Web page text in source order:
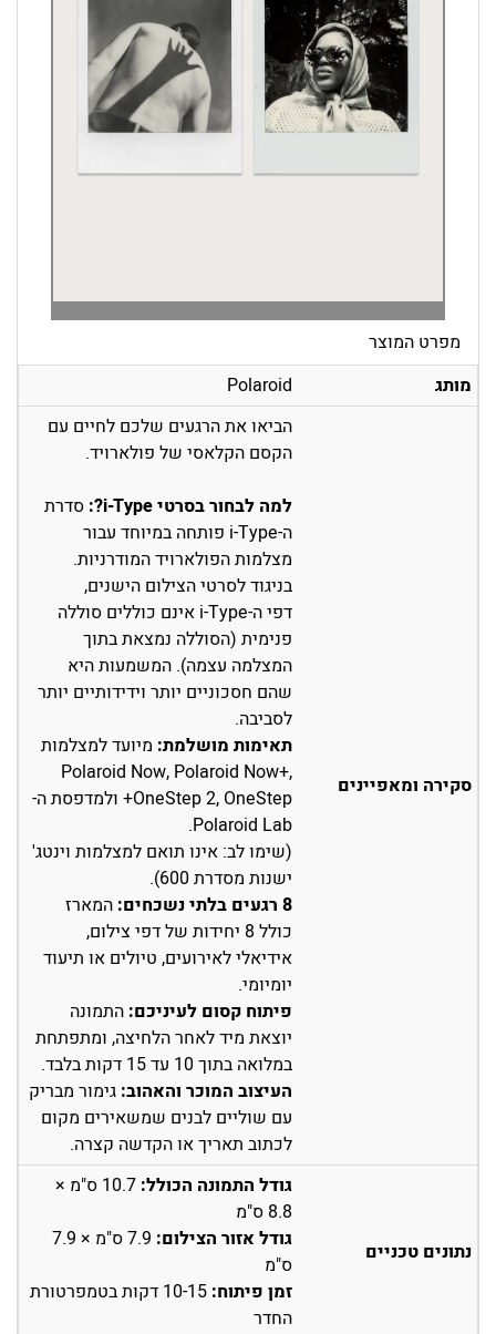
מפרט המוצר
מותג
Polaroid
סקירה ומאפיינים
הביאו את הרגעים שלכם לחיים עם
הקסם הקלאסי של פולארויד.
למה לבחור בסרטי i-Type?:
סדרת
ה-i-Type פותחה במיוחד עבור
מצלמות הפולארויד המודרניות.
בניגוד לסרטי הצילום הישנים,
דפי ה-i-Type אינם כוללים סוללה
פנימית (הסוללה נמצאת בתוך
המצלמה עצמה). המשמעות היא
שהם חסכוניים יותר וידידותיים יותר
לסביבה.
תאימות מושלמת: מיועד למצלמות
Polaroid Now, Polaroid Now+,
OneStep 2, OneStep+ ולמדפסת ה-
Polaroid Lab.
(שימו לב: אינו תואם למצלמות וינטג'
ישנות מסדרת 600).
8 רגעים בלתי נשכחים:
המארז
כולל 8 יחידות של דפי צילום,
אידיאלי לאירועים, טיולים או תיעוד
יומיומי.
פיתוח קסום לעיניכם: התמונה
יוצאת מיד לאחר הלחיצה, ומתפתחת
במלואה בתוך 10 עד 15 דקות בלבד.
העיצוב המוכר והאהוב: גימור מבריק
עם שוליים לבנים שמשאירים מקום
לכתוב תאריך או הקדשה קצרה.
נתונים טכניים
גודל התמונה הכולל:
10.7 ס"מ ×
8.8 ס"מ
גודל אזור הצילום:
7.9 ס"מ × 7.9
ס"מ
זמן פיתוח:
10-15 דקות בטמפרטורת
החדר